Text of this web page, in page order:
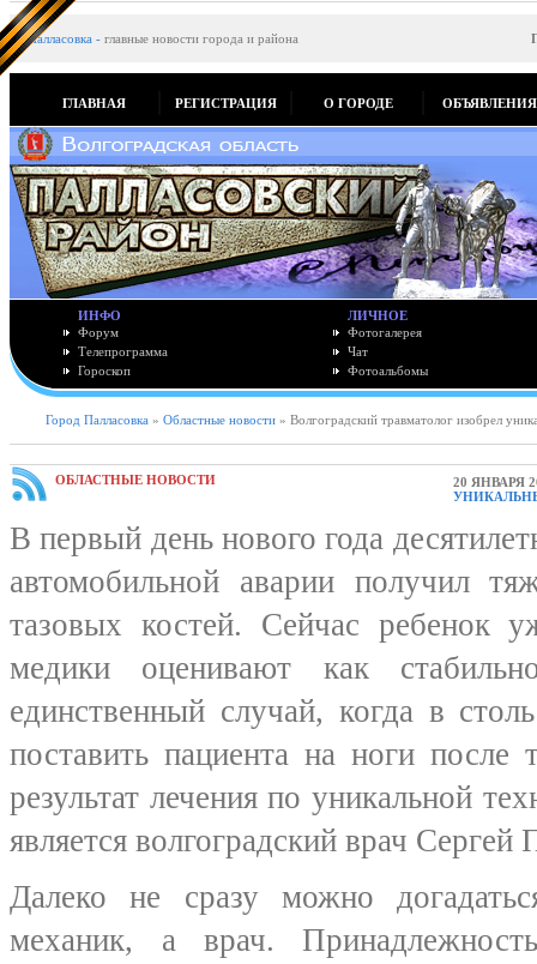
Палласовка - главные новости города и района
ГЛАВНАЯ РЕГИСТРАЦИЯ О ГОРОДЕ ОБЪЯВЛЕНИЯ
ИНФО
Форум
Телепрограмма
Гороскоп
ЛИЧНОЕ
Фотогалерея
Чат
Фотоальбомы
Город Палласовка » Областные новости » Волгоградский травматолог изобрел
ОБЛАСТНЫЕ НОВОСТИ
20 ЯНВАРЯ
В первый день нового года
автомобильной аварии получил
тазовых костей. Сейчас ребенок
медики оценивают как
единственный случай, когда в
поставить пациента на ноги
результат лечения по уникальной
является волгоградский врач Сергей
Далеко не сразу можно
механик, а врач.